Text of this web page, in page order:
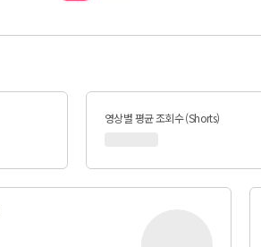
영상별 평균 조회수 (Shorts)